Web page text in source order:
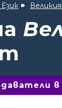
в